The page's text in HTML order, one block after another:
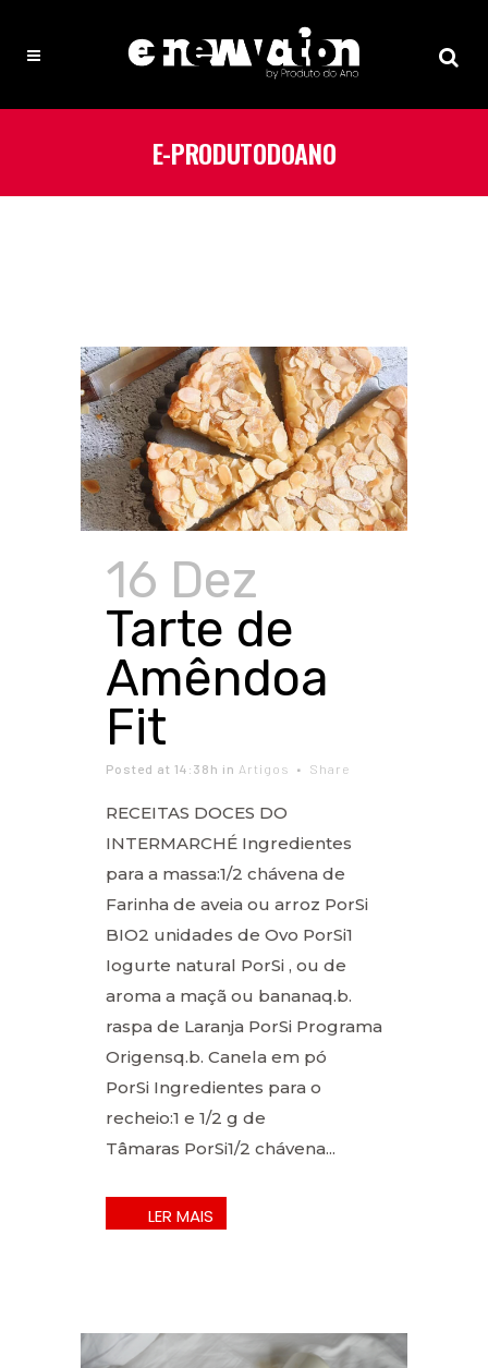
E-PRODUTODOANO
16 Dez
Tarte de
Amêndoa
Fit
Posted at 14:38h in Artigos Share
RECEITAS DOCES DO
INTERMARCHÉ Ingredientes
para a massa:1/2 chávena de
Farinha de aveia ou arroz PorSi
BIO2 unidades de Ovo PorSi1
Iogurte natural PorSi , ou de
aroma a maçã ou bananaq.b.
raspa de Laranja PorSi Programa
Origensq.b. Canela em pó
PorSi Ingredientes para o
recheio:1 e 1/2 g de
Tâmaras PorSi1/2 chávena...